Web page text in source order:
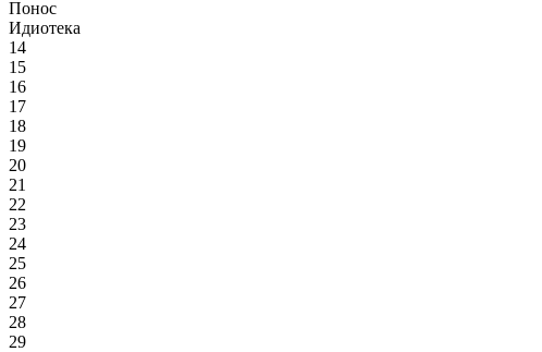
Понос
Идиотека
14
15
16
17
18
19
20
21
22
23
24
25
26
27
28
29